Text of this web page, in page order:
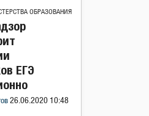
ОБРАЗОВАНИЯ
ЕГЭ
26.06.2020 10:48